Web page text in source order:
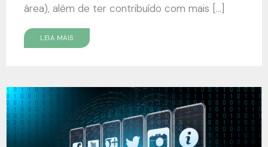
área), além de ter contribuído com mais […]
LEIA MAIS